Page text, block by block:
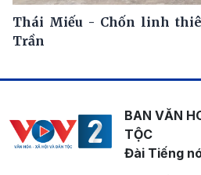
Thái Miếu - Chốn linh
Trần
BAN VĂN
TỘC
Đài Tiếng